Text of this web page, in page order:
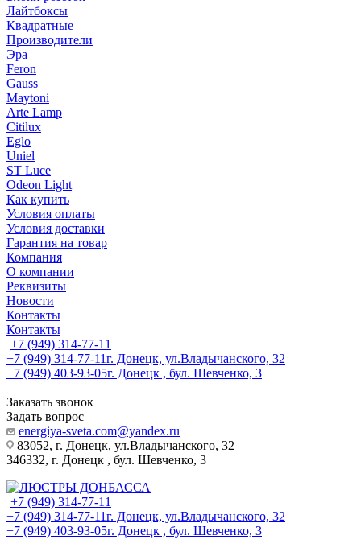
Лайтбоксы
Квадратные
Производители
Эра
Feron
Gauss
Maytoni
Arte Lamp
Citilux
Eglo
Uniel
ST Luce
Odeon Light
Как купить
Условия оплаты
Условия доставки
Гарантия на товар
Компания
О компании
Реквизиты
Новости
Контакты
Контакты
+7 (949) 314-77-11
+7 (949) 314-77-11г. Донецк, ул.Владычанского, 32
+7 (949) 403-93-05г. Донецк , бул. Шевченко, 3
Заказать звонок
Задать вопрос
energiya-sveta.com@yandex.ru
83052, г. Донецк, ул.Владычанского, 32
346332, г. Донецк , бул. Шевченко, 3
+7 (949) 314-77-11
+7 (949) 314-77-11г. Донецк, ул.Владычанского, 32
+7 (949) 403-93-05г. Донецк , бул. Шевченко, 3